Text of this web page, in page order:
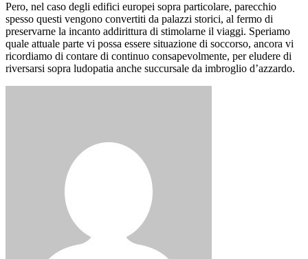
Pero, nel caso degli edifici europei sopra particolare, parecchio
spesso questi vengono convertiti da palazzi storici, al fermo di
preservarne la incanto addirittura di stimolarne il viaggi. Speriamo
quale attuale parte vi possa essere situazione di soccorso, ancora vi
ricordiamo di contare di continuo consapevolmente, per eludere di
riversarsi sopra ludopatia anche succursale da imbroglio d’azzardo.